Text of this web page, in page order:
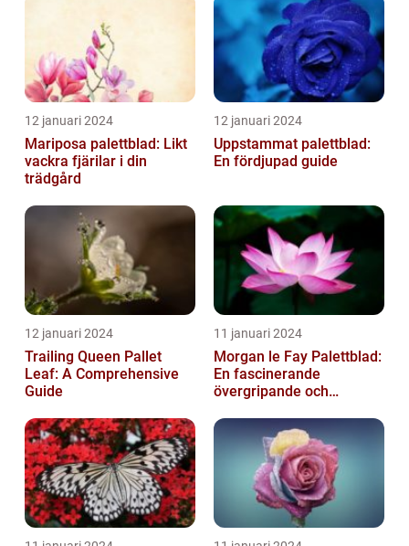
12 januari 2024
Mariposa palettblad: Likt
vackra fjärilar i din
trädgård
12 januari 2024
Uppstammat palettblad:
En fördjupad guide
12 januari 2024
Trailing Queen Pallet
Leaf: A Comprehensive
Guide
11 januari 2024
Morgan le Fay Palettblad:
En fascinerande
övergripande och